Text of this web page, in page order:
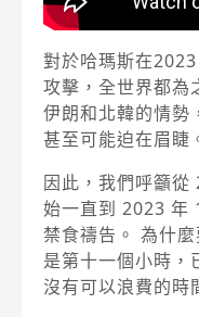
對於哈瑪斯在
攻擊，全世界都為
伊朗和北韓的情勢
甚至可能迫在眉睫
因此，我們呼籲
始一直到 2023 年
禁食禱告。 為什
是第十一個小時，
沒有可以浪費的時